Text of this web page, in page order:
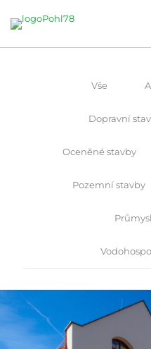
Vše
Dopravní
Oceněné stavby
Pozemní stavby